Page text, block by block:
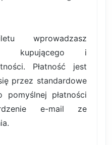
wprowadzasz
kupującego i
Płatność jest
przez standardowe
pomyślnej płatności
e-mail ze